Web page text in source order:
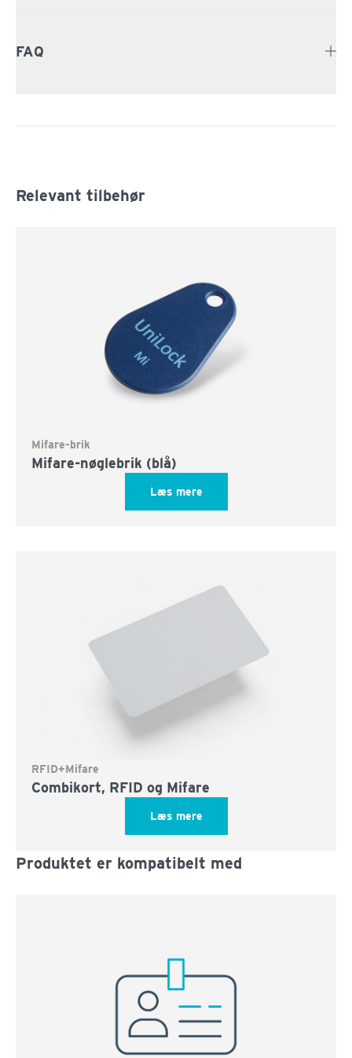
FAQ
Relevant tilbehør
Mifare-brik
Mifare-nøglebrik (blå)
Læs mere
RFID+Mifare
Combikort, RFID og Mifare
Læs mere
Produktet er kompatibelt med